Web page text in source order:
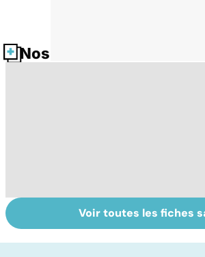
Nos fiches santé
Violences
sexuelles :
Bien
Voir toutes les fiches